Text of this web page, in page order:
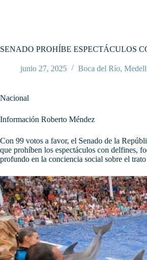
SENADO PROHÍBE ESPECTÁCULOS
junio 27, 2025 Boca del Río,
Nacional
Información Roberto Méndez
Con 99 votos a favor, el Senado de la
que prohíben los espectáculos con delfines,
profundo en la conciencia social sobre el